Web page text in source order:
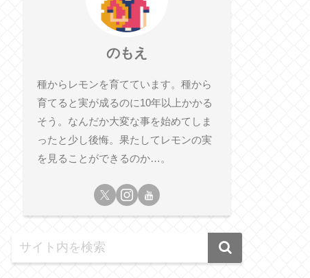
のもえ
種からレモンを育てています。種から
育てると実が成るのに10年以上かかる
そう。なんだか大変な事を始めてしま
ったと少し後悔。果たしてレモンの実
を見ることができるのか…。